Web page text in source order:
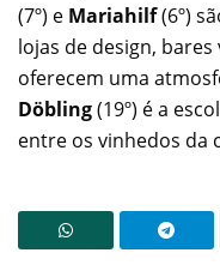
(7º) e Mariahilf(6º)
lojas de design,
oferecem uma
Döbling(19º) é a
entre os vinhedos da